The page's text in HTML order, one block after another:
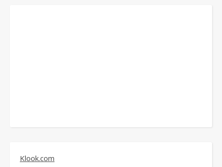
Klook.com